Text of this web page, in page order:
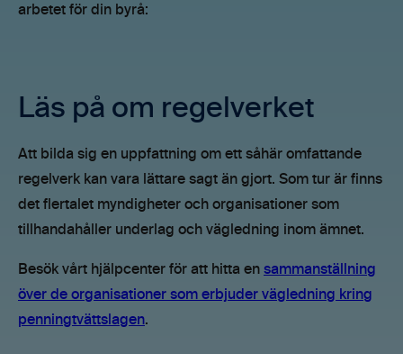
arbetet för din byrå:
Läs på om regelverket
Att bilda sig en uppfattning om ett såhär omfattande
regelverk kan vara lättare sagt än gjort. Som tur är finns
det flertalet myndigheter och organisationer som
tillhandahåller underlag och vägledning inom ämnet.
Besök vårt hjälpcenter för att hitta en sammanställning
över de organisationer som erbjuder vägledning kring
penningtvättslagen.